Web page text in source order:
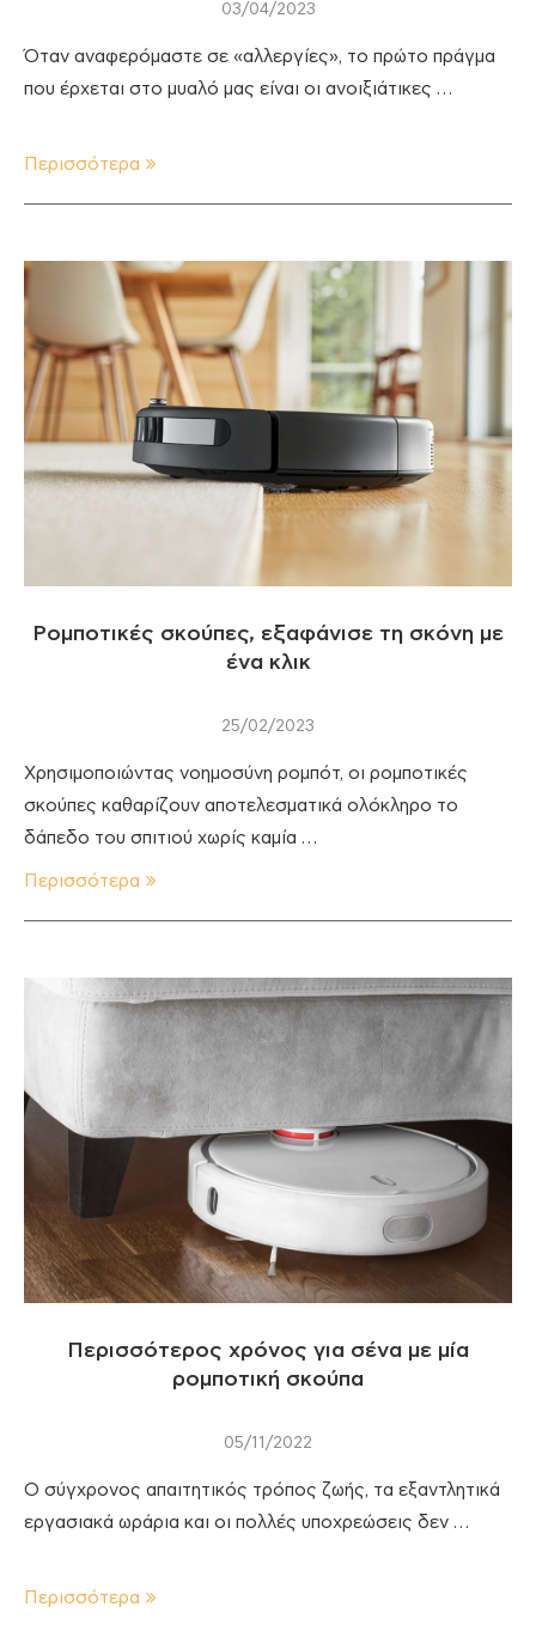
03/04/2023
Όταν αναφερόμαστε σε «αλλεργίες», το πρώτο πράγμα
που έρχεται στο μυαλό μας είναι οι ανοιξιάτικες …
Περισσότερα
Ρομποτικές σκούπες, εξαφάνισε τη σκόνη με
ένα κλικ
25/02/2023
Χρησιμοποιώντας νοημοσύνη ρομπότ, οι ρομποτικές
σκούπες καθαρίζουν αποτελεσματικά ολόκληρο το
δάπεδο του σπιτιού χωρίς καμία …
Περισσότερα
Περισσότερος χρόνος για σένα με μία
ρομποτική σκούπα
05/11/2022
Ο σύγχρονος απαιτητικός τρόπος ζωής, τα εξαντλητικά
εργασιακά ωράρια και οι πολλές υποχρεώσεις δεν …
Περισσότερα